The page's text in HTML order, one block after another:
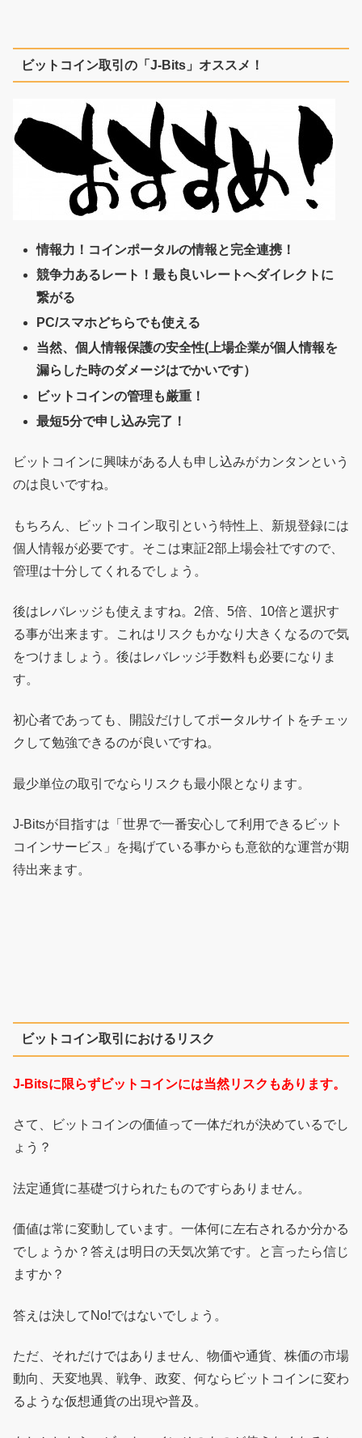
ビットコイン取引の「J-Bits」オススメ！
情報力！コインポータルの情報と完全連携！
競争力あるレート！最も良いレートへダイレクトに
繋がる
PC/スマホどちらでも使える
当然、個人情報保護の安全性(上場企業が個人情報を
漏らした時のダメージはでかいです）
ビットコインの管理も厳重！
最短5分で申し込み完了！
ビットコインに興味がある人も申し込みがカンタンという
のは良いですね。
もちろん、ビットコイン取引という特性上、新規登録には
個人情報が必要です。そこは東証2部上場会社ですので、
管理は十分してくれるでしょう。
後はレバレッジも使えますね。2倍、5倍、10倍と選択す
る事が出来ます。これはリスクもかなり大きくなるので気
をつけましょう。後はレバレッジ手数料も必要になりま
す。
初心者であっても、開設だけしてポータルサイトをチェッ
クして勉強できるのが良いですね。
最少単位の取引でならリスクも最小限となります。
J-Bitsが目指すは「世界で一番安心して利用できるビット
コインサービス」を掲げている事からも意欲的な運営が期
待出来ます。
ビットコイン取引におけるリスク
J-Bitsに限らずビットコインには当然リスクもあります。
さて、ビットコインの価値って一体だれが決めているでし
ょう？
法定通貨に基礎づけられたものですらありません。
価値は常に変動しています。一体何に左右されるか分かる
でしょうか？答えは明日の天気次第です。と言ったら信じ
ますか？
答えは決してNo!ではないでしょう。
ただ、それだけではありません、物価や通貨、株価の市場
動向、天変地異、戦争、政変、何ならビットコインに変わ
るような仮想通貨の出現や普及。